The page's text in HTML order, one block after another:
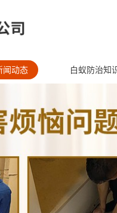
闻动态 白蚁防治知